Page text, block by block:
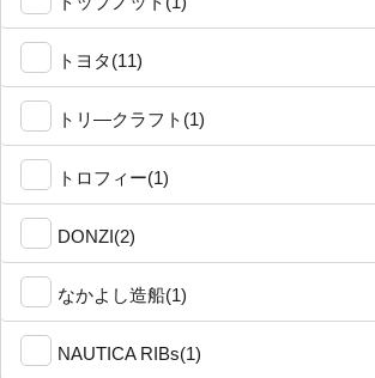
トヨタ(11)
トリ―クラフト(1)
トロフィー(1)
DONZI(2)
なかよし造船(1)
NAUTICA RIBs(1)